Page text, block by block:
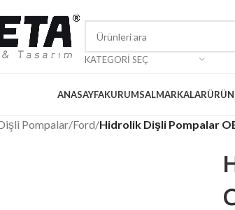
KATEGORI SEÇ
ANASAYFAKURUMSALMARKALAR
Pompalar/Ford/Hidrolik Dişli Pompalar